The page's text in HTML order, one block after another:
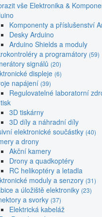
vše Elektronika &
Komponenty a příslušenství
Desky Arduino
Arduino Shields a moduly
a programátory (59)
signálů (20)
displeje (6)
napájení (39)
Regulovatelné laboratorní
3D tiskárny
3D díly a náhradní díly
elektronické součástky (40)
a drony
Akční kamery
Drony a quadkoptéry
RC helikoptéry a letadla
moduly a senzory (31)
a úložiště elektroniky (23)
a svorky (37)
Elektrická kabeláž